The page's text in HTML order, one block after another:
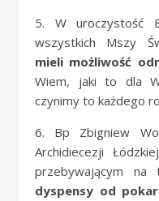
5. W uroczystość
wszystkich Mszy
mieli możliwość
Wiem, jaki to dla
czynimy to każdego
6. Bp Zbigniew
Archidiecezji
przebywającym na
dyspensy od